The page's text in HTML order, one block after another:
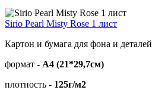
Sirio Pearl Misty Rose 1 лист
Картон и бумага для фона и деталей
формат - А4 (21*29,7см)
плотность - 125г/м2